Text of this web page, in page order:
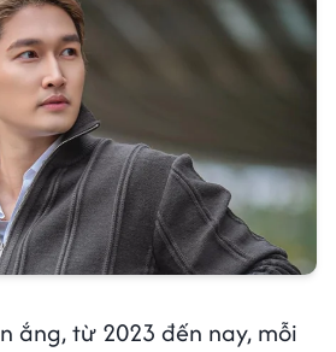
ắng, từ 2023 đến nay, mỗi